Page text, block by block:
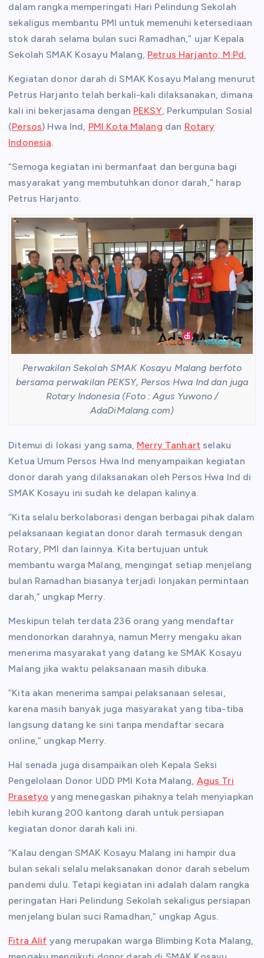
dalam rangka memperingati Hari Pelindung Sekolah
sekaligus membantu PMI untuk memenuhi ketersediaan
stok darah selama bulan suci Ramadhan,” ujar Kepala
Sekolah SMAK Kosayu Malang, Petrus Harjanto, M.Pd.
Kegiatan donor darah di SMAK Kosayu Malang menurut
Petrus Harjanto telah berkali-kali dilaksanakan, dimana
kali ini bekerjasama dengan PEKSY, Perkumpulan Sosial
(Persos) Hwa Ind, PMI Kota Malang dan Rotary
Indonesia.
“Semoga kegiatan ini bermanfaat dan berguna bagi
masyarakat yang membutuhkan donor darah,” harap
Petrus Harjanto.
Perwakilan Sekolah SMAK Kosayu Malang berfoto
bersama perwakilan PEKSY, Persos Hwa Ind dan juga
Rotary Indonesia (Foto : Agus Yuwono /
AdaDiMalang.com)
Ditemui di lokasi yang sama, Merry Tanhart selaku
Ketua Umum Persos Hwa Ind menyampaikan kegiatan
donor darah yang dilaksanakan oleh Persos Hwa Ind di
SMAK Kosayu ini sudah ke delapan kalinya.
“Kita selalu berkolaborasi dengan berbagai pihak dalam
pelaksanaan kegiatan donor darah termasuk dengan
Rotary, PMI dan lainnya. Kita bertujuan untuk
membantu warga Malang, mengingat setiap menjelang
bulan Ramadhan biasanya terjadi lonjakan permintaan
darah,” ungkap Merry.
Meskipun telah terdata 236 orang yang mendaftar
mendonorkan darahnya, namun Merry mengaku akan
menerima masyarakat yang datang ke SMAK Kosayu
Malang jika waktu pelaksanaan masih dibuka.
“Kita akan menerima sampai pelaksanaan selesai,
karena masih banyak juga masyarakat yang tiba-tiba
langsung datang ke sini tanpa mendaftar secara
online,” ungkap Merry.
Hal senada juga disampaikan oleh Kepala Seksi
Pengelolaan Donor UDD PMI Kota Malang, Agus Tri
Prasetyo yang menegaskan pihaknya telah menyiapkan
lebih kurang 200 kantong darah untuk persiapan
kegiatan donor darah kali ini.
“Kalau dengan SMAK Kosayu Malang ini hampir dua
bulan sekali selalu melaksanakan donor darah sebelum
pandemi dulu. Tetapi kegiatan ini adalah dalam rangka
peringatan Hari Pelindung Sekolah sekaligus persiapan
menjelang bulan suci Ramadhan,” ungkap Agus.
Fitra Alif yang merupakan warga Blimbing Kota Malang,